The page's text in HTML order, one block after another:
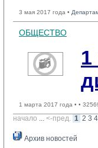
3 мая 2017 года •
ОБЩЕСТВО
1 марта 2017 года • •
начало ... <-пред. 1 2 3 4
Архив новостей